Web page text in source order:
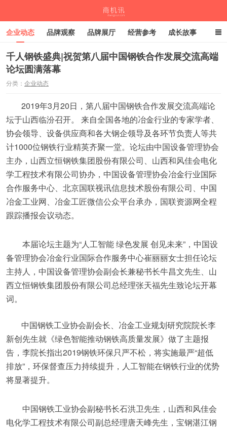
企业动态 品牌观察 品牌展厅 经营参考 成长故事
深度观察 伙伴计划
千人钢铁盛典|祝贺第八届中国钢铁合作发展交流高端
论坛圆满落幕
分类： 企业动态
2019年3月20日，第八届中国钢铁合作发展交流高端论
坛于山西临汾召开。 来自全国各地的冶金行业的专家学者、
协会领导、设备供应商和各大钢企领导及各环节负责人等共
计1000位钢铁行业精英齐聚一堂。论坛由中国设备管理协会
主办，山西立恒钢铁集团股份有限公司、山西和风佳会电化
学工程技术有限公司协办，中国设备管理协会冶金行业国际
合作服务中心、北京国联视讯信息技术股份有限公司、中国
冶金工业网、冶金工匠微信公众平台承办，国联资源网全程
跟踪播报会议动态。
本届论坛主题为“人工智能 绿色发展 创见未来”，中国设
备管理协会冶金行业国际合作服务中心崔丽丽女士担任论坛
主持人，中国设备管理协会副会长兼秘书长牛昌文先生、山
西立恒钢铁集团股份有限公司总经理张天福先生致论坛开幕
词。
中国钢铁工业协会副会长、冶金工业规划研究院院长李
新创先生就《绿色智能推动钢铁高质量发展》做了主题报
告，李院长指出2019钢铁环保只严不松，将实施最严“超低
排放”，环保督查压力持续提升，人工智能在钢铁行业的优势
将显著提升。
中国钢铁工业协会副秘书长石洪卫先生，山西和风佳会
电化学工程技术有限公司副总经理唐天峰先生，宝钢湛江钢